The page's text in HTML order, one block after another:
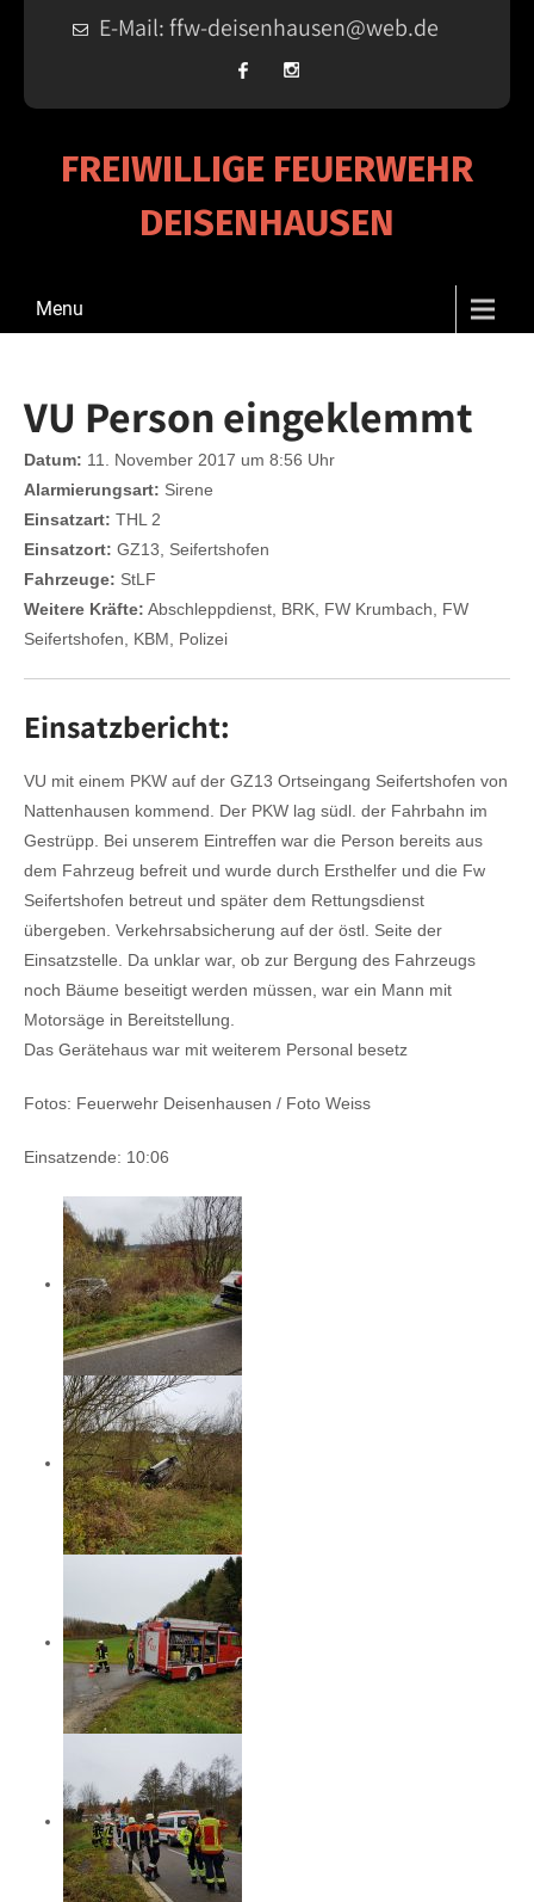
E-Mail: ffw-deisenhausen@web.de
FREIWILLIGE FEUERWEHR
DEISENHAUSEN
Menu
VU Person eingeklemmt
Datum: 11. November 2017 um 8:56 Uhr
Alarmierungsart: Sirene
Einsatzart: THL 2
Einsatzort: GZ13, Seifertshofen
Fahrzeuge: StLF
Weitere Kräfte: Abschleppdienst, BRK, FW Krumbach, FW
Seifertshofen, KBM, Polizei
Einsatzbericht:
VU mit einem PKW auf der GZ13 Ortseingang Seifertshofen von
Nattenhausen kommend. Der PKW lag südl. der Fahrbahn im
Gestrüpp. Bei unserem Eintreffen war die Person bereits aus
dem Fahrzeug befreit und wurde durch Ersthelfer und die Fw
Seifertshofen betreut und später dem Rettungsdienst
übergeben. Verkehrsabsicherung auf der östl. Seite der
Einsatzstelle. Da unklar war, ob zur Bergung des Fahrzeugs
noch Bäume beseitigt werden müssen, war ein Mann mit
Motorsäge in Bereitstellung.
Das Gerätehaus war mit weiterem Personal besetz
Fotos: Feuerwehr Deisenhausen / Foto Weiss
Einsatzende: 10:06